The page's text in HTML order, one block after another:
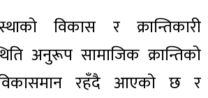
विकास र क्रान्तिकारी
अनुरूप सामाजिक क्रान्तिको
रहँदै आएको छ र